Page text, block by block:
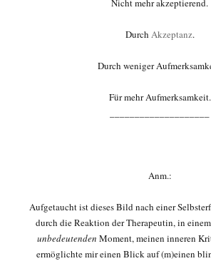
Durch Akzeptanz.
Durch weniger
Für mehr Aufmerksamkeit.
Anm.:
Aufgetaucht ist dieses Bild nach einer
durch die Reaktion der Therapeutin, in
unbedeutenden Moment, meinen inneren
ermöglichte mir einen Blick auf (m)einen